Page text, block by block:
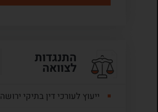
התנגדות
לצוואה
ייעוץ לעורכי דין בתיקי ירושה